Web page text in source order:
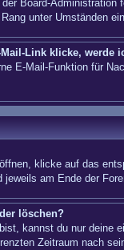
Board-
unter Umständen
Link klicke, werde
E-Mail-Funktion für
klicke auf das
am Ende der
löschen?
kannst du nur deine
Zeitraum nach